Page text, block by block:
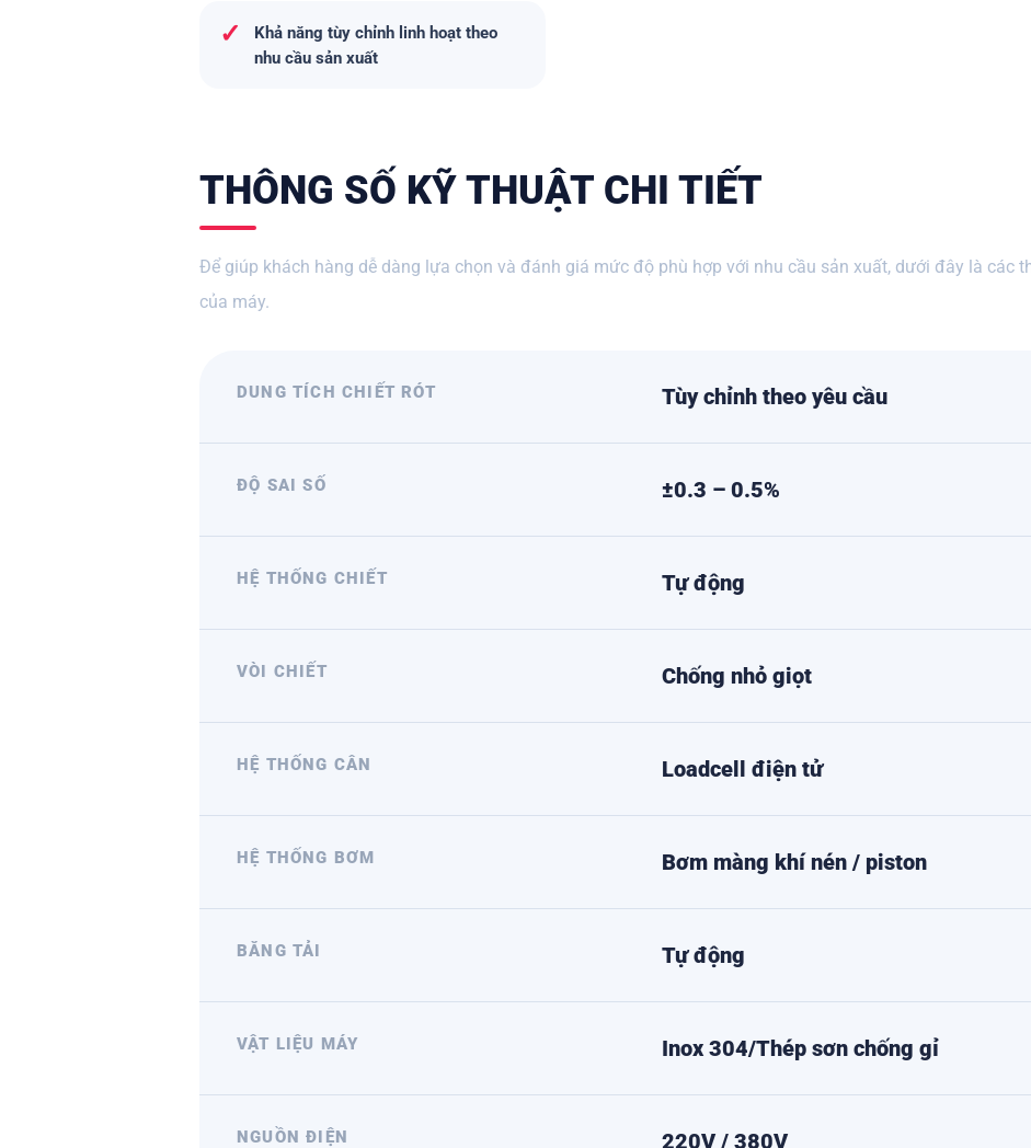
✓
Khả năng tùy chỉnh linh hoạt theo
nhu cầu sản xuất
THÔNG SỐ KỸ THUẬT CHI TIẾT
Để giúp khách hàng dễ dàng lựa chọn và đánh giá mức độ phù hợp với nhu cầu sản xuất, dưới đây là các
của máy.
DUNG TÍCH CHIẾT RÓT Tùy chỉnh theo yêu cầu
ĐỘ SAI SỐ ±0.3 – 0.5%
HỆ THỐNG CHIẾT Tự động
VÒI CHIẾT Chống nhỏ giọt
HỆ THỐNG CÂN Loadcell điện tử
HỆ THỐNG BƠM Bơm màng khí nén / piston
BĂNG TẢI Tự động
VẬT LIỆU MÁY Inox 304/Thép sơn chống gỉ
NGUỒN ĐIỆN 220V / 380V